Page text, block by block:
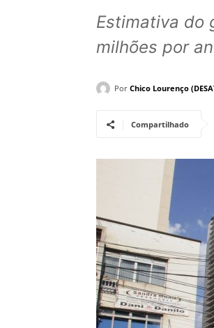
Estimativa do
milhões por
Por Chico Lourenço
Compartilhado